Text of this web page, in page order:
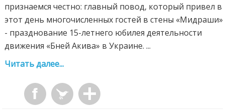
признаемся честно: главный повод, который привел в
этот день многочисленных гостей в стены «Мидраши»
- празднование 15-летнего юбилея деятельности
движения «Бней Акива» в Украине. ...
Читать далее...